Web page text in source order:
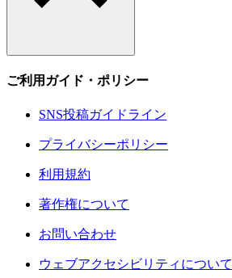
ご利用ガイド・ポリシー
SNS投稿ガイドライン
プライバシーポリシー
利用規約
著作権について
お問い合わせ
ウェブアクセシビリティについて